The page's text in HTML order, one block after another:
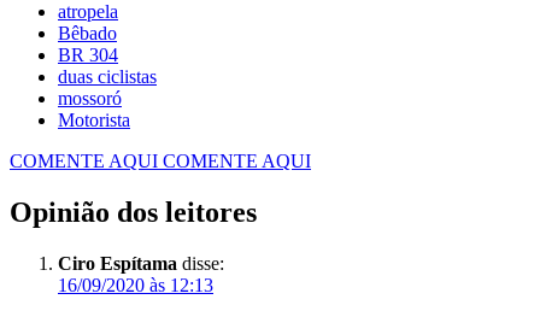
atropela
Bêbado
BR 304
duas ciclistas
mossoró
Motorista
COMENTE AQUI COMENTE AQUI
Opinião dos leitores
Ciro Espítama disse:
16/09/2020 às 12:13